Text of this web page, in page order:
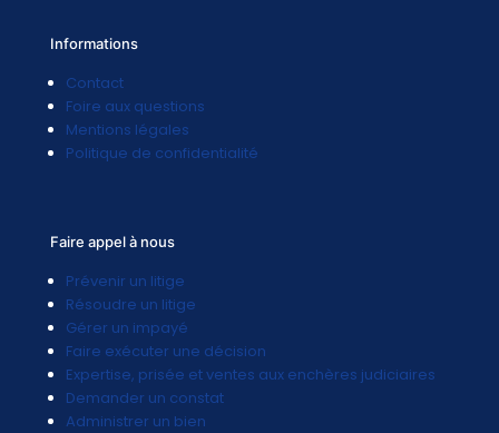
Informations
Contact
Foire aux questions
Mentions légales
Politique de confidentialité
Faire appel à nous
Prévenir un litige
Résoudre un litige
Gérer un impayé
Faire exécuter une décision
Expertise, prisée et ventes aux enchères judiciaires
Demander un constat
Administrer un bien